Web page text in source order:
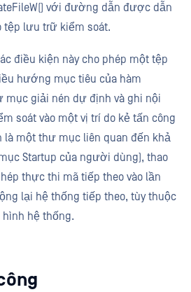
với đường dẫn được dẫn
lưu trữ kiểm soát.
điều kiện này cho phép một tệp
hướng mục tiêu của hàm
mục giải nén dự định và ghi nội
soát vào một vị trí do kẻ tấn công
là một thư mục liên quan đến khả
Startup của người dùng), thao
thực thi mã tiếp theo vào lần
lại hệ thống tiếp theo, tùy thuộc
hình hệ thống.